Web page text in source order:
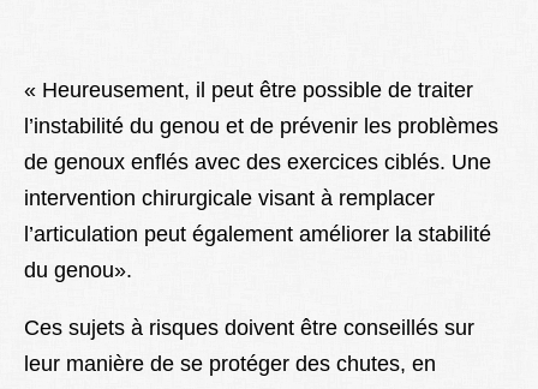
« Heureusement, il peut être possible de traiter
l’instabilité du genou et de prévenir les problèmes
de genoux enflés avec des exercices ciblés. Une
intervention chirurgicale visant à remplacer
l’articulation peut également améliorer la stabilité
du genou».
Ces sujets à risques doivent être conseillés sur
leur manière de se protéger des chutes, en